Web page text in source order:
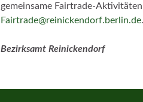
gemeinsame Fairtrade-
Fairtrade@reinickendorf.berlin.de.
Bezirksamt Reinickendorf